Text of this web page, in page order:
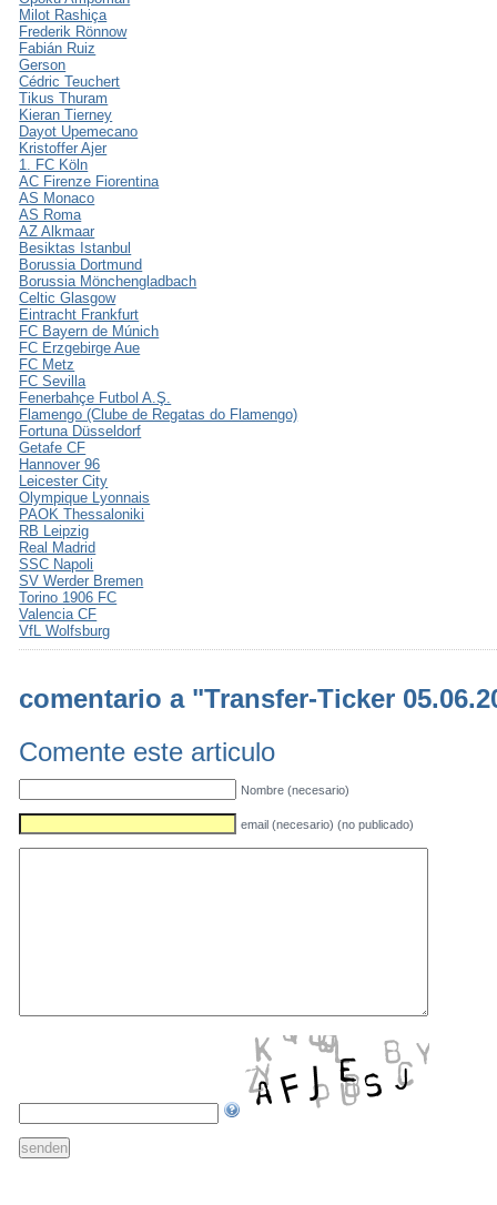
Milot Rashiça
Frederik Rönnow
Fabián Ruiz
Gerson
Cédric Teuchert
Tikus Thuram
Kieran Tierney
Dayot Upemecano
Kristoffer Ajer
1. FC Köln
AC Firenze Fiorentina
AS Monaco
AS Roma
AZ Alkmaar
Besiktas Istanbul
Borussia Dortmund
Borussia Mönchengladbach
Celtic Glasgow
Eintracht Frankfurt
FC Bayern de Múnich
FC Erzgebirge Aue
FC Metz
FC Sevilla
Fenerbahçe Futbol A.Ş.
Flamengo (Clube de Regatas do Flamengo)
Fortuna Düsseldorf
Getafe CF
Hannover 96
Leicester City
Olympique Lyonnais
PAOK Thessaloniki
RB Leipzig
Real Madrid
SSC Napoli
SV Werder Bremen
Torino 1906 FC
Valencia CF
VfL Wolfsburg
comentario a "Transfer-Ticker
Comente este articulo
Nombre (necesario)
email (necesario) (no publicado)